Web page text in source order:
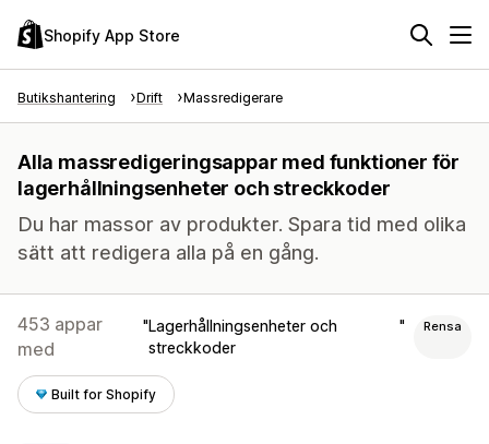
Shopify App Store
Butikshantering Drift Massredigerare
Alla massredigeringsappar med funktioner för
lagerhållningsenheter och streckkoder
Du har massor av produkter. Spara tid med olika
sätt att redigera alla på en gång.
453 appar
med
Lagerhållningsenheter och
streckkoder
Rensa
Built for Shopify